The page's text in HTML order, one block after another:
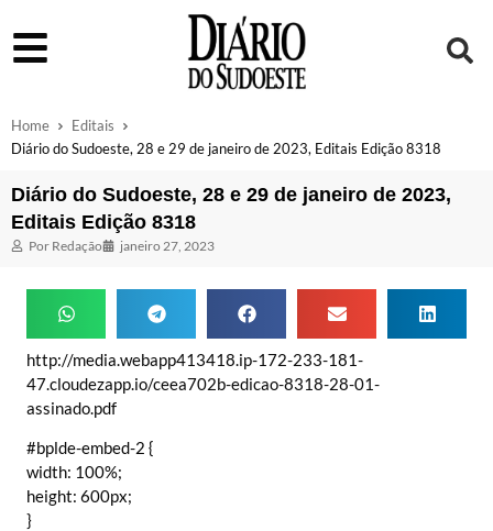
Home
Editais
Diário do Sudoeste, 28 e 29 de janeiro de 2023, Editais Edição 8318
Diário do Sudoeste, 28 e 29 de janeiro de 2023,
Editais Edição 8318
Por Redação janeiro 27, 2023
http://media.webapp413418.ip-172-233-181-
47.cloudezapp.io/ceea702b-edicao-8318-28-01-
assinado.pdf
#bplde-embed-2 {
width: 100%;
height: 600px;
}